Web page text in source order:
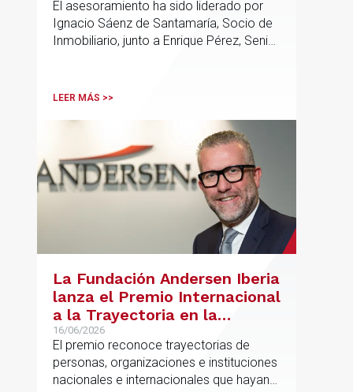
en Alcobendas
y Urbanismo
El asesoramiento ha sido liderado por
Ignacio Sáenz de Santamaría, Socio de
Inmobiliario, junto a Enrique Pérez, Senior
LEER MÁS >>
La Fundación Andersen Iberia
lanza el Premio Internacional
a la Trayectoria en la
Promoción de la Educación
16/06/2026
El premio reconoce trayectorias de
personas, organizaciones e instituciones
nacionales e internacionales que hayan